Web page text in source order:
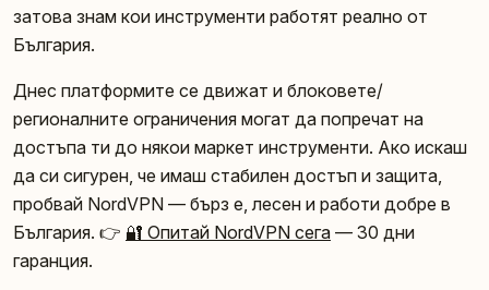
затова знам кои инструменти работят реално от
България.
Днес платформите се движат и блоковете/
регионалните ограничения могат да попречат на
достъпа ти до някои маркет инструменти. Ако искаш
да си сигурен, че имаш стабилен достъп и защита,
пробвай NordVPN — бърз е, лесен и работи добре в
България. 👉 🔐 Опитай NordVPN сега — 30 дни
гаранция.